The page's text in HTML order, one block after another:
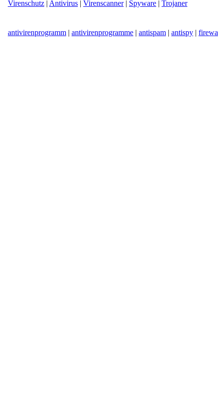
Virenschutz | Antivirus | Virenscanner| Spyware | Trojaner
antivirenprogramm | antivirenprogramme | antispam | antispy |